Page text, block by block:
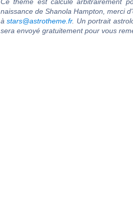
naissance de Shanola Hampton, merci
àstars@astrotheme.fr. Un portrait
sera envoyé gratuitement pour vous